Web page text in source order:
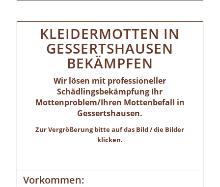
KLEIDERMOTTEN IN
GESSERTSHAUSEN
BEKÄMPFEN
Wir lösen mit professioneller
Schädlingsbekämpfung Ihr
Mottenproblem/Ihren Mottenbefall in
Gessertshausen.
Zur Vergrößerung bitte auf das Bild / die Bilder
klicken.
Vorkommen: